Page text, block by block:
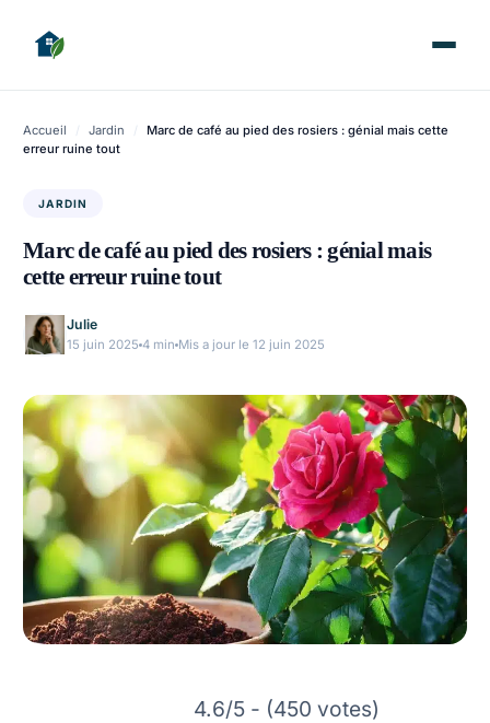
Accueil / Jardin /
Marc de café au pied des rosiers : génial mais cette
erreur ruine tout
JARDIN
Marc de café au pied des rosiers : génial mais
cette erreur ruine tout
Julie
15 juin 2025 4 min Mis a jour le 12 juin 2025
4.6/5 - (450 votes)